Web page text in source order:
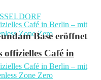
offizielles Café in
Base eröffnet